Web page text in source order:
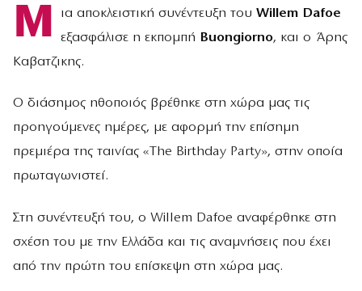
Μ ια αποκλειστική συνέντευξη του Willem Dafoe
εξασφάλισε η εκπομπή Buongiorno, και ο Άρης
Καβατζικης.
Ο διάσημος ηθοποιός βρέθηκε στη χώρα μας τις
προηγούμενες ημέρες, με αφορμή την επίσημη
πρεμιέρα της ταινίας «The Birthday Party», στην οποία
πρωταγωνιστεί.
Στη συνέντευξή του, ο Willem Dafoe αναφέρθηκε στη
σχέση του με την Ελλάδα και τις αναμνήσεις που έχει
από την πρώτη του επίσκεψη στη χώρα μας.